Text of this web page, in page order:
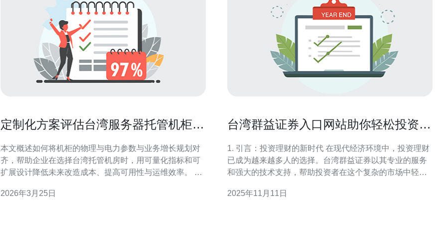
定制化方案评估台湾服务器托管机柜规
本文概述如何将机柜的物理与电力参数与业务增长规划对
齐，帮助企业在选择台湾托管机房时，用可量化指标和可
扩展设计降低未来改造成本、提高可用性与运维效率。 哪
时，应从当前设备密度与三至五年内的增长预测出发，不
2026年3月25日
台湾群益证券入口网站助你轻松投资理
1. 引言：投资理财的新时代 在现代经济环境中，投资理财
已成为越来越多人的选择。台湾群益证券以其专业的服务
和强大的技术支持，帮助投资者在这个复杂的市场中轻松
站，结合优秀的服务器配置，来优化你的投资理财体验。
2025年11月11日